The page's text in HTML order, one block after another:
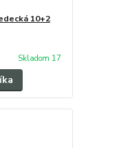
10+2
Skladom 17